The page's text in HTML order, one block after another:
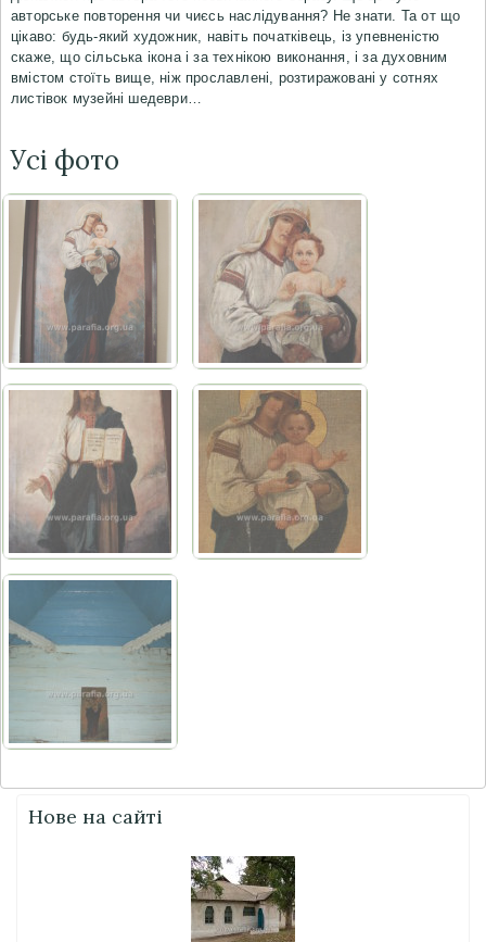
авторське повторення чи чиєсь наслідування? Не знати. Та от що
цікаво: будь-який художник, навіть початківець, із упевненістю
скаже, що сільська ікона і за технікою виконання, і за духовним
вмістом стоїть вище, ніж прославлені, розтиражовані у сотнях
листівок музейні шедеври…
Усі фото
Нове на сайті